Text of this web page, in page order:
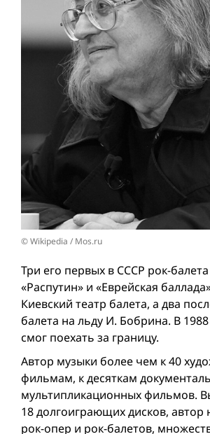
© Wikipedia / Mos.ru
Три его первых в СССР рок-
«Распутин» и «Еврейская
Киевский театр балета, а два
балета на льду И. Бобрина. В
смог поехать за границу.
Автор музыки более чем к 40
фильмам, к десяткам
мультипликационных фильмов.
18 долгоиграющих дисков, автор
рок-опер и рок-балетов,